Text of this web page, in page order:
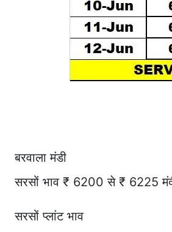
बरवाला मंडी
सरसों भाव ₹ 6200 से ₹ 6225
सरसों प्लांट भाव